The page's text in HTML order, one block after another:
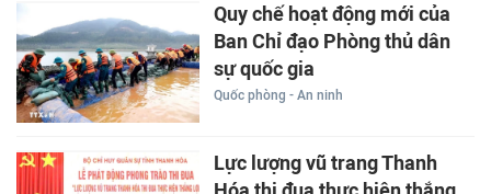
Quy chế hoạt động mới của
Ban Chỉ đạo Phòng thủ dân
sự quốc gia
Quốc phòng - An ninh
Lực lượng vũ trang Thanh